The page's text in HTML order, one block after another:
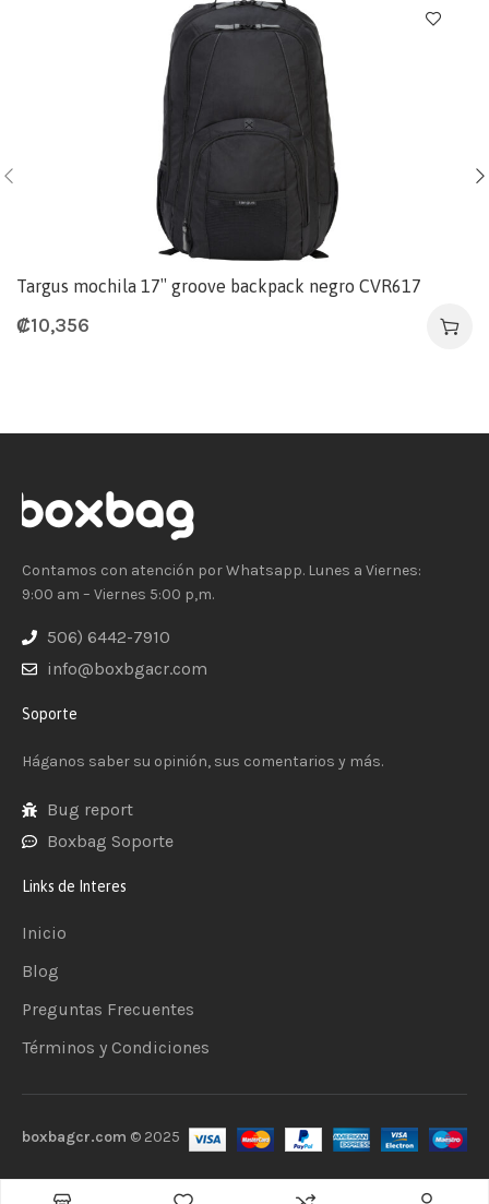
Targus mochila 17″ groove backpack negro CVR617
₡10,356
Contamos con atención por Whatsapp. Lunes a Viernes:
9:00 am – Viernes 5:00 p,m.
506) 6442-7910
info@boxbgacr.com
Soporte
Háganos saber su opinión, sus comentarios y más.
Bug report
Boxbag Soporte
Links de Interes
Inicio
Blog
Preguntas Frecuentes
Términos y Condiciones
boxbagcr.com © 2025